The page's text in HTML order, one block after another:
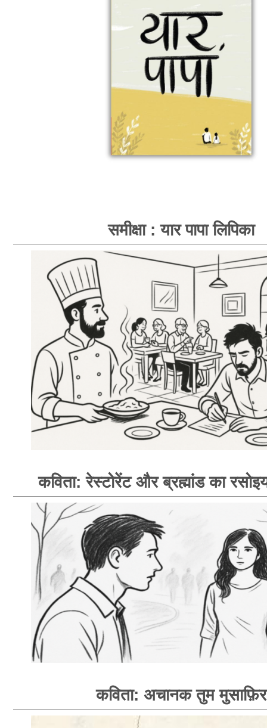
समीक्षा : यार पापा लिपिका
कविता: रेस्टोरेंट और ब्रह्मांड का
कविता: अचानक तुम मुसाफ़िर